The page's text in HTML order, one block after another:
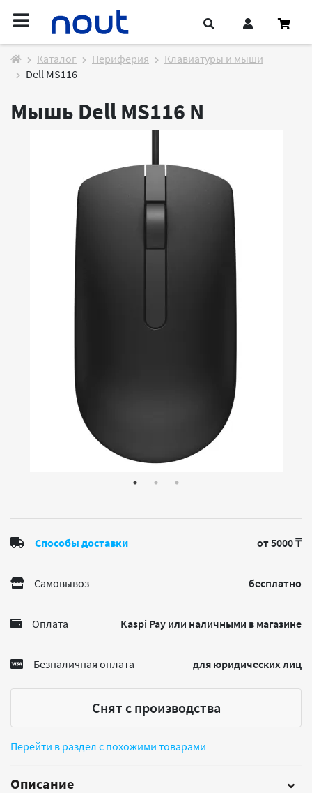
Каталог Периферия
Клавиатуры и мыши
Dell MS116
Мышь Dell MS116 N
Способы доставки от 5000 ₸
Самовывоз бесплатно
Оплата Kaspi Pay или наличными в магазине
Безналичная оплата для юридических лиц
Снят с производства
Перейти в раздел с похожими товарами
Описание